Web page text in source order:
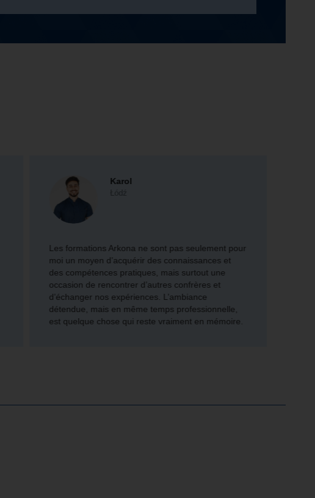
Karol
Łódź
Les formations Arkona ne sont pas seulement pour
moi un moyen d’acquérir des connaissances et
des compétences pratiques, mais surtout une
occasion de rencontrer d’autres confrères et
d’échanger nos expériences. L’ambiance
détendue, mais en même temps professionnelle,
est quelque chose qui reste vraiment en mémoire.